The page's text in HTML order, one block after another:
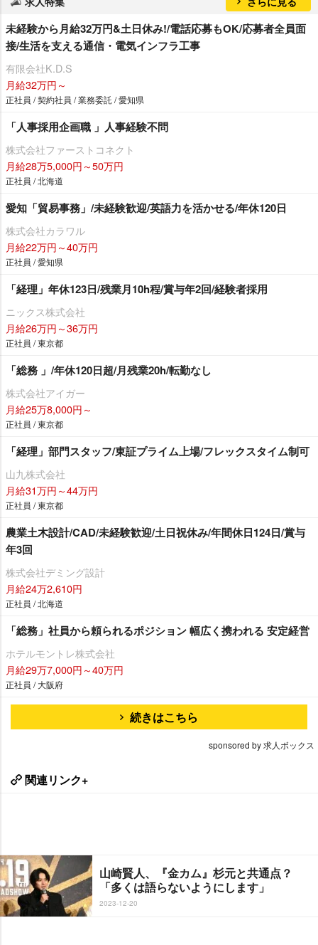
未経験から月給32万円&土日休み!/電話応募もOK/応募者全員面
接/生活を支える通信・電気インフラ工事
有限会社K.D.S
月給32万円～
正社員 / 契約社員 / 業務委託 / 愛知県
「人事採用企画職 」人事経験不問
株式会社ファーストコネクト
月給28万5,000円～50万円
正社員 / 北海道
愛知「貿易事務」/未経験歓迎/英語力を活かせる/年休120日
株式会社カラワル
月給22万円～40万円
正社員 / 愛知県
「経理」年休123日/残業月10h程/賞与年2回/経験者採用
ニックス株式会社
月給26万円～36万円
正社員 / 東京都
「総務 」/年休120日超/月残業20h/転勤なし
株式会社アイガー
月給25万8,000円～
正社員 / 東京都
「経理」部門スタッフ/東証プライム上場/フレックスタイム制可
山九株式会社
月給31万円～44万円
正社員 / 東京都
農業土木設計/CAD/未経験歓迎/土日祝休み/年間休日124日/賞与
年3回
株式会社デミング設計
月給24万2,610円
正社員 / 北海道
「総務」社員から頼られるポジション 幅広く携われる 安定経営
ホテルモントレ株式会社
月給29万7,000円～40万円
正社員 / 大阪府
続きはこちら
sponsored by 求人ボックス
関連リンク+
山崎賢人、『金カム』杉元と共通点？
「多くは語らないようにします」
2023-12-20